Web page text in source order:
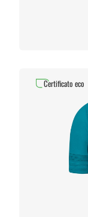
Certificato eco